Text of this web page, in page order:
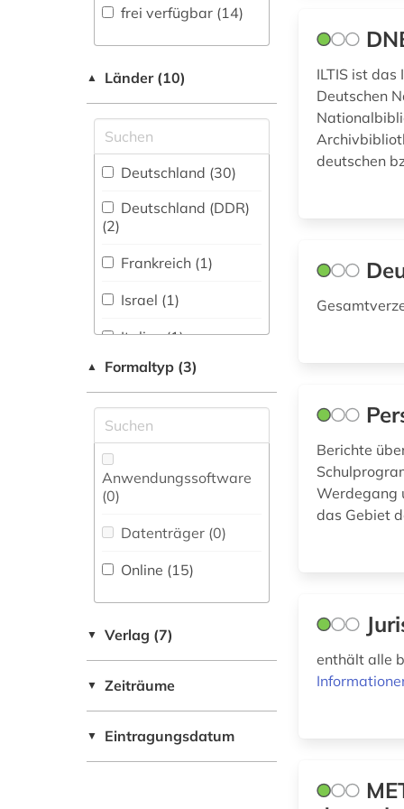
Physik (0)
Psychologie (0)
Rechtswissenschaft
(2)
Slavistik (0)
Soziologie (1)
Sport (0)
Technik (0)
Theologie und
Religionswissenschaften
(1)
Werkstoffwissenschaften
und Fertigungstechnik (0)
Wirtschaftswissenschaften
Wissenschaftskunde,
Museumswesen (0)
jahrbuch (1)
katalog (4)
kriminalliteratur (1)
kultur (1)
lesbenbewegung (1)
lexikon (1)
literatur (9)
literaturgeschichte
(1)
loseblattausgabe (1)
musikdruck (1)
frei verfügbar (14)
▲ Länder (10)
Deutschland (30)
Deutschland (DDR)
(2)
Frankreich (1)
Israel (1)
Italien (1)
Luxemburg (1)
Oesterreich (10)
Polen (1)
Schweiz (10)
Republik (1)
▲ Formaltyp (3)
Anwendungssoftware
(0)
Datenträger (0)
Online (15)
▼ Verlag (7)
▼ Zeiträume
▼ Eintragungsdatum
ILTIS ist
Deutschen
deutschen
Berichte
Werdegang
das Gebiet
enthält alle